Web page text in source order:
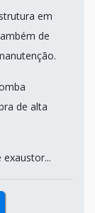
em
de
de alta